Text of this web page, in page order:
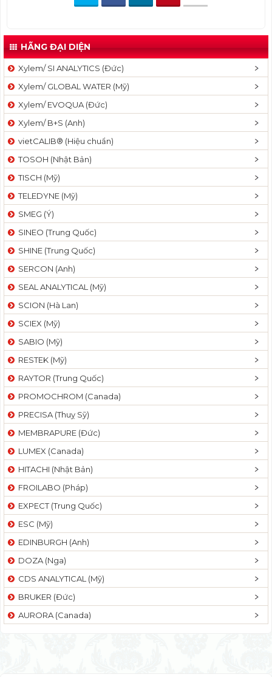
HÃNG ĐẠI DIỆN
Xylem/ SI ANALYTICS (Đức)
Xylem/ GLOBAL WATER (Mỹ)
Xylem/ EVOQUA (Đức)
Xylem/ B+S (Anh)
vietCALIB® (Hiệu chuẩn)
TOSOH (Nhật Bản)
TISCH (Mỹ)
TELEDYNE (Mỹ)
SMEG (Ý)
SINEO (Trung Quốc)
SHINE (Trung Quốc)
SERCON (Anh)
SEAL ANALYTICAL (Mỹ)
SCION (Hà Lan)
SCIEX (Mỹ)
SABIO (Mỹ)
RESTEK (Mỹ)
RAYTOR (Trung Quốc)
PROMOCHROM (Canada)
PRECISA (Thuỵ Sỹ)
MEMBRAPURE (Đức)
LUMEX (Canada)
HITACHI (Nhật Bản)
FROILABO (Pháp)
EXPECT (Trung Quốc)
ESC (Mỹ)
EDINBURGH (Anh)
DOZA (Nga)
CDS ANALYTICAL (Mỹ)
BRUKER (Đức)
AURORA (Canada)